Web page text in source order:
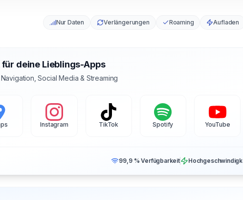
Nur Daten Verlängerungen Roaming Aufladen
deine Lieblings-Apps
Social Media & Streaming
Instagram TikTok Spotify YouTube
99,9 % Verfügbarkeit